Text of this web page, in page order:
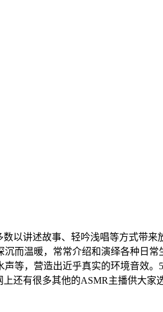
以讲述故事、轻吟浅唱等方式带
而温暖，常常介绍和演绎各种日
等，营造出近乎真实的环境音效
还有很多其他的ASMR主播供大家